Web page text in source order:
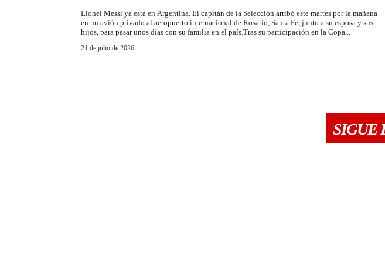
Lionel Messi ya está en Argentina. El capitán de la Selección arribó este martes por la mañana
en un avión privado al aeropuerto internacional de Rosario, Santa Fe, junto a su esposa y sus
hijos, para pasar unos días con su familia en el país.Tras su participación en la Copa...
21 de julio de 2026
SIGUE